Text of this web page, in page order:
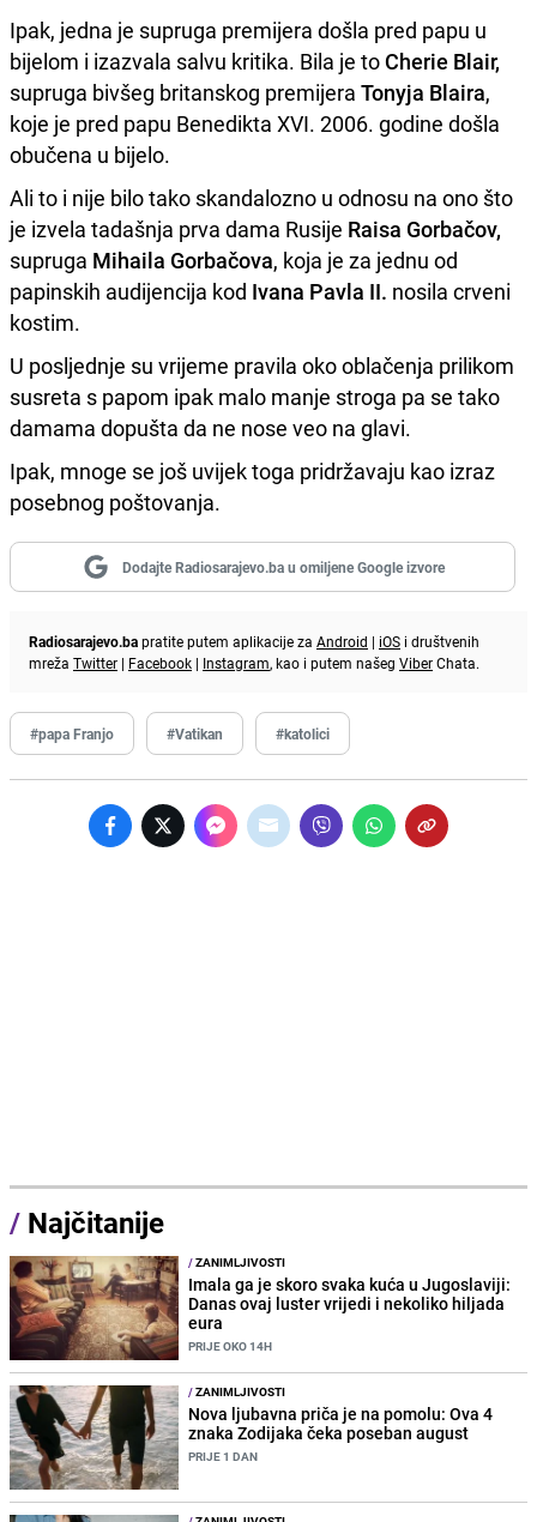
Ipak, jedna je supruga premijera došla pred papu u
bijelom i izazvala salvu kritika. Bila je toCherie Blair,
supruga bivšeg britanskog premijera Tonyja Blaira,
koje je pred papu Benedikta XVI. 2006. godine došla
obučena u bijelo.
Ali to i nije bilo tako skandalozno u odnosu na ono što
je izvela tadašnja prva dama Rusije Raisa Gorbačov,
supruga Mihaila Gorbačova, koja je za jednu od
papinskih audijencija kod Ivana Pavla II. nosila crveni
kostim.
U posljednje su vrijeme pravila oko oblačenja prilikom
susreta s papom ipak malo manje stroga pa se tako
damama dopušta da ne nose veo na glavi.
Ipak, mnoge se još uvijek toga pridržavaju kao izraz
posebnog poštovanja.
Dodajte Radiosarajevo.ba u omiljene Google izvore
Radiosarajevo.bapratite putem aplikacije za Android | iOS i društvenih
mreža Twitter | Facebook | Instagram, kao i putem našeg ViberChata.
#papa Franjo #Vatikan #katolici
/ Najčitanije
/ZANIMLJIVOSTI
Imala ga je skoro svaka kuća u Jugoslaviji:
Danas ovaj luster vrijedi i nekoliko hiljada
eura
PRIJE OKO 14H
/ZANIMLJIVOSTI
Nova ljubavna priča je na pomolu: Ova 4
znaka Zodijaka čeka poseban august
PRIJE 1 DAN